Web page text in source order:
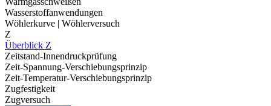
Wasserstoffanwendungen
Wöhlerkurve | Wöhlerversuch
Z
Überblick Z
Zeitstand-Innendruckprüfung
Zeit-Spannung-Verschiebungsprinzip
Zeit-Temperatur-Verschiebungsprinzip
Zugfestigkeit
Zugversuch